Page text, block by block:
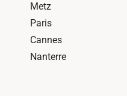
Metz
Paris
Cannes
Nanterre